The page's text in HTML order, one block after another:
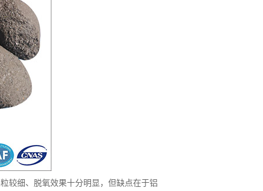
细、脱氧效果十分明显，但缺点在于铝